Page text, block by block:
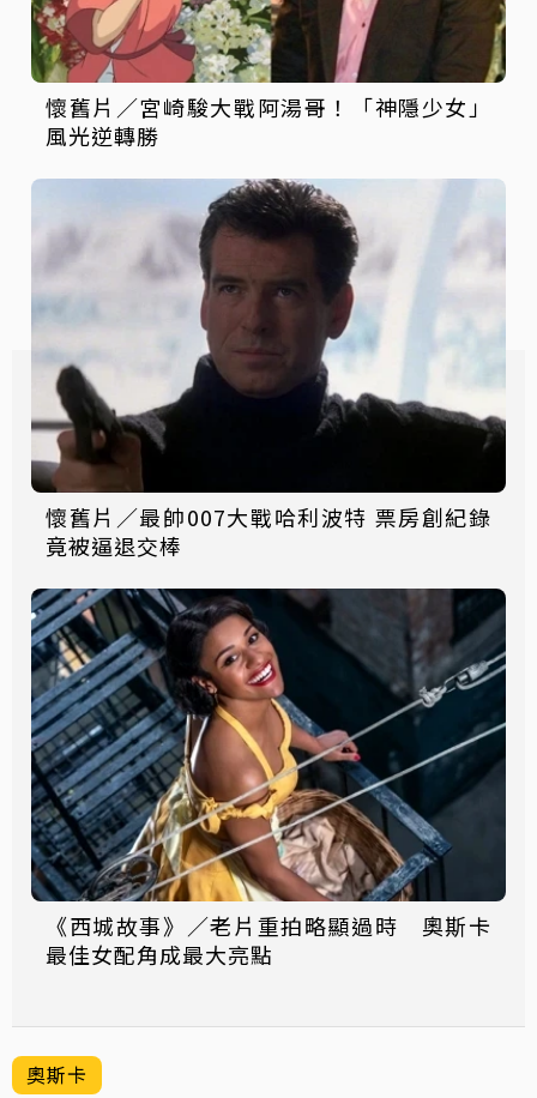
懷舊片／宮崎駿大戰阿湯哥！「神隱少女」
風光逆轉勝
懷舊片／最帥007大戰哈利波特 票房創紀錄
竟被逼退交棒
《西城故事》／老片重拍略顯過時 奧斯卡
最佳女配角成最大亮點
奧斯卡